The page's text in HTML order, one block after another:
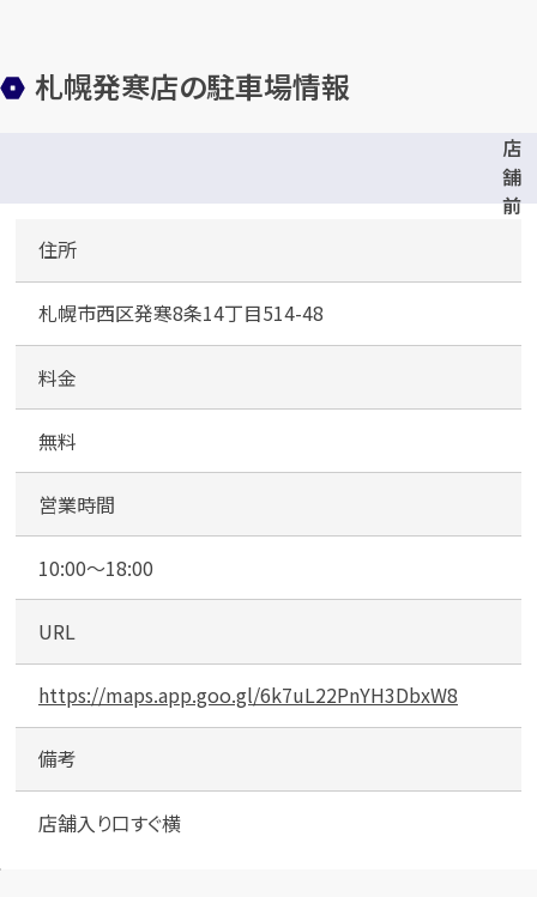
札幌発寒店の駐車場情報
店
舗
前
場
１
）
住所
札幌市西区発寒8条14丁目514-48
料金
無料
営業時間
10:00～18:00
URL
https://maps.app.goo.gl/6k7uL22PnYH3DbxW8
備考
店舗入り口すぐ横